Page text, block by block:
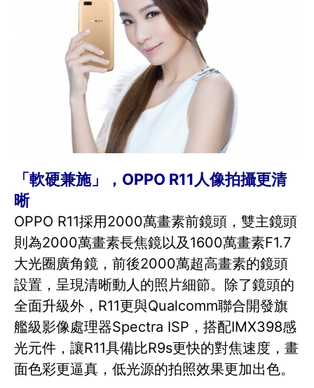
「軟硬兼施」，OPPO R11人像拍攝更清
晰
OPPO R11採用2000萬畫素前鏡頭，雙主鏡頭
則為2000萬畫素長焦鏡以及1600萬畫素F1.7
大光圈廣角鏡，前後2000萬超高畫素的鏡頭
設置，呈現清晰動人的照片細節。除了鏡頭的
全面升級外，R11更與Qualcomm聯合開發旗
艦級影像處理器Spectra ISP，搭配IMX398感
光元件，讓R11具備比R9s更快的對焦速度，畫
面色彩更逼真，低光源的拍照效果更加出色。